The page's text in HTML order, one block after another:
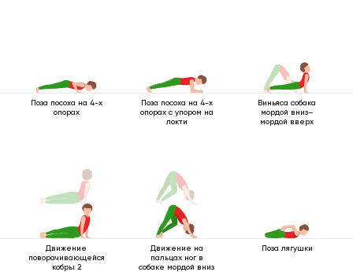
Поза посоха на 4-х
опорах
Поза посоха на 4-х
опорах с упором на
локти
Виньяса собака
мордой вниз–
мордой вверх
Движение
поворачивающейся
кобры 2
Движение на
пальцах ног в
собаке мордой вниз
Поза лягушки